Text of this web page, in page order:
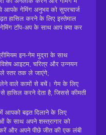
को अनलॉक करने और गेमिंग में
वे आपके गेमिंग अनुभव को सुपरचार्ज
हासिल करने के लिए इस्तेमाल
टॉप-अप के साथ आप क्या कर
इन-गेम मुद्रा के साथ
विशेष आइटम, चरित्र और उन्नयन
स्तर तक ले जाएंगे;
वाले कामों से बचें। गेम के लिए
हासिल करने देता है, जिससे कीमती
आपको बढ़त दिलाने के लिए
के साथ अपने शस्त्रागार को
और अपने पीछे जीत की एक लंबी